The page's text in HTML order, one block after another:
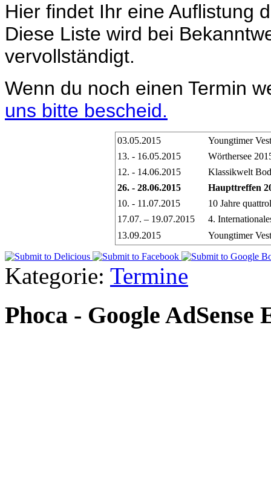
Hier findet Ihr eine Auflistung
Diese Liste wird bei
vervollständigt.
Wenn du noch einen Termin
uns bitte bescheid.
03.05.2015
Youngtimer
13. - 16.05.2015
Wörthersee
12. - 14.06.2015
Klassikwelt
26. - 28.06.2015
Haupttreffen
10. - 11.07.2015
10 Jahre
17.07. – 19.07.2015
4.
13.09.2015
Youngtimer
Kategorie: Termine
Phoca - Google AdSense